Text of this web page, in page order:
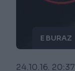
E BURAZ
24.10.16. 20:37